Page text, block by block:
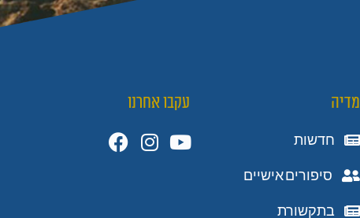
מדיה
חדשות
סיפורים אישיים
בתקשורת
עקבו אחרנו